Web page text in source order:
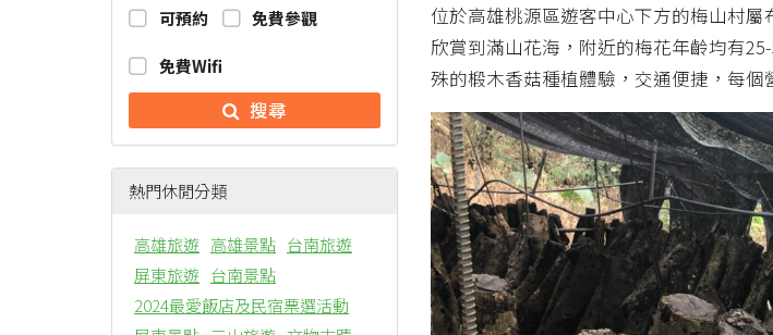
可預約 免費參觀
免費Wifi
搜尋
熱門休閒分類
高雄旅遊 高雄景點 台南旅遊
屏東旅遊 台南景點
2024最愛飯店及民宿票選活動
位於高雄桃源區遊客中心下方的梅山村
欣賞到滿山花海，附近的梅花年齡均有
殊的椴木香菇種植體驗，交通便捷，每